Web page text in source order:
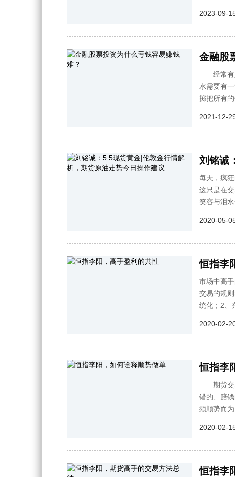
2023-09-
金融股
经常有人
水需要有
掷把所有
2021-12-
每天，疯
这只是在
笑容与泪
2020-05-
恒指李
市场中高
交易的规
统化；​2、
2020-02-
恒指李
期货交易
错的、赔
须顺势而
2020-02-
恒指李